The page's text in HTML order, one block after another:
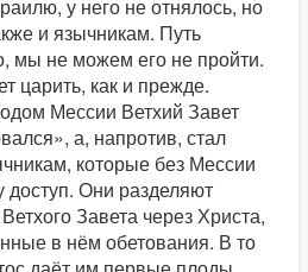
у него не отнялось, но
и язычникам. Путь
мы не можем его не пройти.
царить, как и прежде.
Мессии Ветхий Завет
а, напротив, стал
которые без Мессии
Они разделяют
Завета через Христа,
в нём обетования. В то